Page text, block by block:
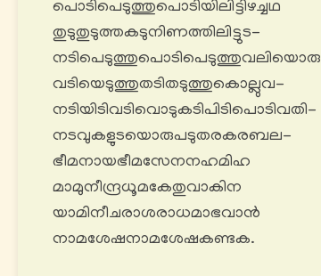
പൊടിപെടുത്തുപൊടിയിലിട്ടിഴച്ചഥ
തുടുതുടുത്തകടുനിണത്തിലിട്ടുട-
നടിപെടുത്തുപൊടിപെടുത്തുവലിയൊരു
വടിയെടുത്തുതടിതടുത്തുകൊല്ലുവ-
നടിയിടിവടിവൊടുകടിപിടിപൊടിവതി-
നടവുകളുടയൊരുപടുതരകരബല-
ഭീമനായഭീമസേനനഹമിഹ
മാമുനീന്ദ്രധൂമകേതുവാകിന
യാമിനീചരാശരാധമാഭവാൻ
നാമശേഷനാമശേഷകണ്ടക.